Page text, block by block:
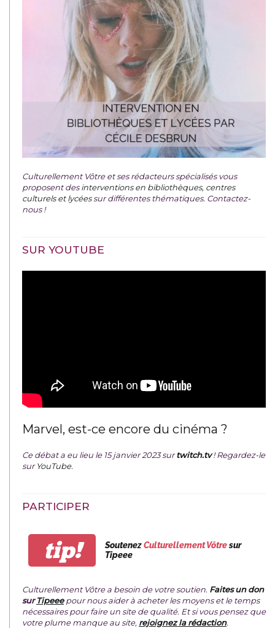
Culturellement Vôtre et ses rédacteurs spécialisés vous
proposent desinterventions en bibliothèques, centres
culturels et lycéessur différentes thématiques. Contactez-
nous !
SUR YOUTUBE
Marvel, est-ce encore du cinéma ?
Ce débat a eu lieu le 15 janvier 2023 surtwitch.tv ! Regardez-le
surYouTube.
PARTICIPER
tip! SoutenezCulturellement Vôtresur
Tipeee
Culturellement Vôtre a besoin de votre soutien. Faites un don
surTipeeepour nous aider à acheter les moyens et le temps
nécessaires pour faire un site de qualité. Et si vous pensez que
votre plume manque au site, rejoignez la rédaction.